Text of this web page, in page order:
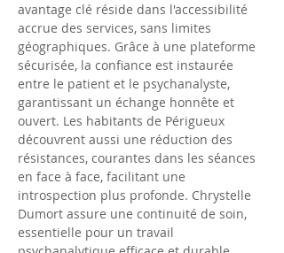
avantage clé réside dans l'accessibilité
accrue des services, sans limites
géographiques. Grâce à une plateforme
sécurisée, la confiance est instaurée
entre le patient et le psychanalyste,
garantissant un échange honnête et
ouvert. Les habitants de Périgueux
découvrent aussi une réduction des
résistances, courantes dans les séances
en face à face, facilitant une
introspection plus profonde. Chrystelle
Dumort assure une continuité de soin,
essentielle pour un travail